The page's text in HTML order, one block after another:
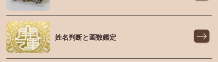
姓名判断と画数鑑定